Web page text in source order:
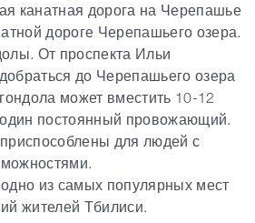
канатная дорога на Черепашье
дороге Черепашьего озера.
От проспекта Ильи
до Черепашьего озера
может вместить 10-12
постоянный провожающий.
для людей с
из самых популярных мест
жителей Тбилиси.